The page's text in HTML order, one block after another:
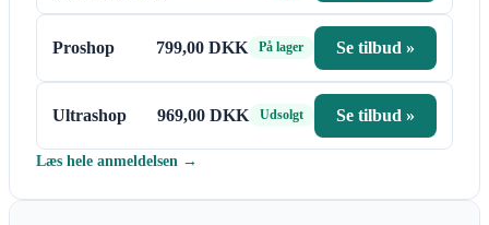
Proshop 799,00 DKK På lager Se tilbud »
Ultrashop 969,00 DKK Udsolgt Se tilbud »
Læs hele anmeldelsen →